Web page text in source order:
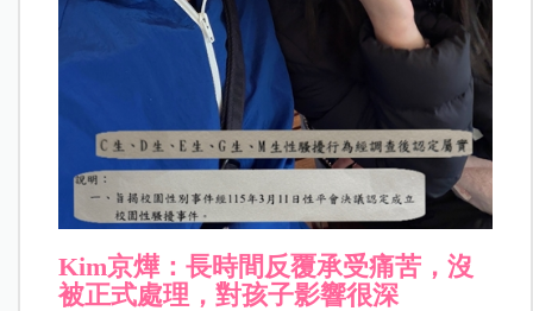
Kim京燁：長時間反覆承受痛苦，沒
被正式處理，對孩子影響很深